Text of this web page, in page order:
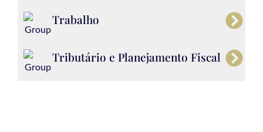
Trabalho
Tributário e Planejamento Fiscal